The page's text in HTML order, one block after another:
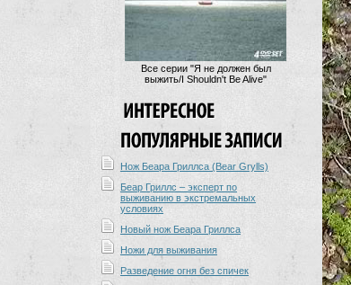
Все серии "Я не должен был
выжить/I Shouldn't Be Alive"
Нож Беара Гриллса (Bear Grylls)
Беар Гриллс – эксперт по
выживанию в экстремальных
условиях
Новый нож Беара Гриллса
Ножи для выживания
Разведение огня без спичек